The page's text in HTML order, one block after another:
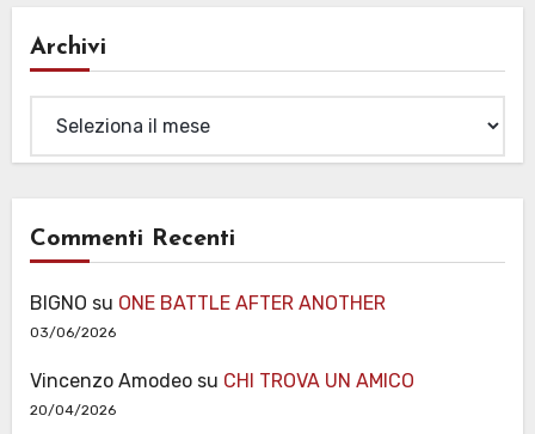
Archivi
Commenti Recenti
BIGNO su ONE BATTLE AFTER ANOTHER
03/06/2026
Vincenzo Amodeosu CHI TROVA UN AMICO
20/04/2026